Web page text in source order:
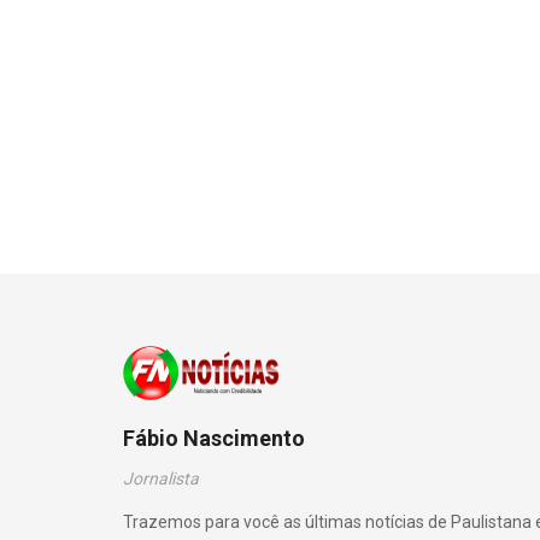
Fábio Nascimento
Jornalista
Trazemos para você as últimas notícias de Paulistana